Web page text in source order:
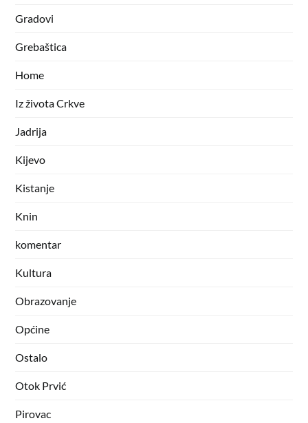
Gradovi
Grebaštica
Home
Iz života Crkve
Jadrija
Kijevo
Kistanje
Knin
komentar
Kultura
Obrazovanje
Općine
Ostalo
Otok Prvić
Pirovac